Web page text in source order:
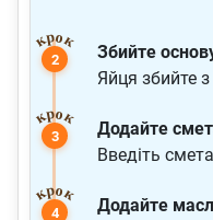
Збийте
Яйця збийте
Додайте
Введіть
Додайте